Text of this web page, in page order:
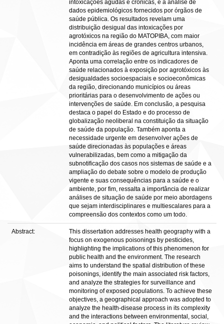
intoxicações agudas e crônicas, e a análise de
dados epidemiológicos fornecidos por órgãos de
saúde pública. Os resultados revelam uma
distribuição desigual das intoxicações por
agrotóxicos na região do MATOPIBA, com maior
incidência em áreas de grandes centros urbanos,
em contradição às regiões de agricultura intensiva.
Aponta uma correlação entre os indicadores de
saúde relacionados à exposição por agrotóxicos às
desigualdades socioespaciais e socioeconômicas
da região, direcionando municípios ou áreas
prioritárias para o desenvolvimento de ações ou
intervenções de saúde. Em conclusão, a pesquisa
destaca o papel do Estado e do processo de
globalização neoliberal na constituição da situação
de saúde da população. Também aponta a
necessidade urgente em desenvolver ações de
saúde direcionadas às populações e áreas
vulnerabilizadas, bem como a mitigação da
subnotificação dos casos nos sistemas de saúde e a
ampliação do debate sobre o modelo de produção
vigente e suas consequências para a saúde e o
ambiente, por fim, ressalta a importância de realizar
análises de situação de saúde por meio abordagens
que sejam interdisciplinares e multiescalares para a
compreensão dos contextos como um todo.
Abstract:
This dissertation addresses health geography with a
focus on exogenous poisonings by pesticides,
highlighting the implications of this phenomenon for
public health and the environment. The research
aims to understand the spatial distribution of these
poisonings, identify the main associated risk factors,
and analyze the strategies for surveillance and
monitoring of exposed populations. To achieve these
objectives, a geographical approach was adopted to
analyze the health-disease process in its complexity
and the interactions between environmental, social,